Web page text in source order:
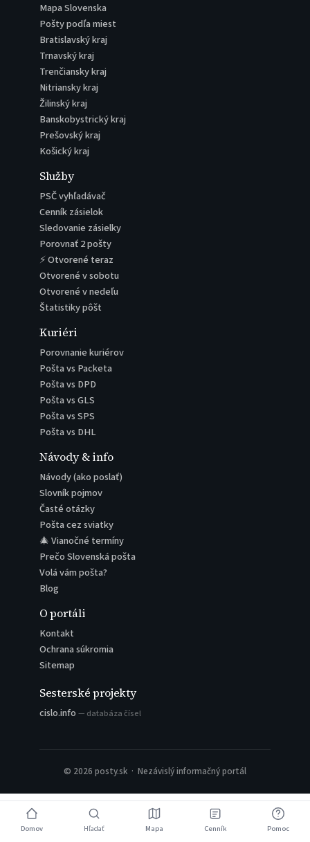
Mapa Slovenska
Pošty podľa miest
Bratislavský kraj
Trnavský kraj
Trenčiansky kraj
Nitriansky kraj
Žilinský kraj
Banskobystrický kraj
Prešovský kraj
Košický kraj
Služby
PSČ vyhľadávač
Cenník zásielok
Sledovanie zásielky
Porovnať 2 pošty
⚡ Otvorené teraz
Otvorené v sobotu
Otvorené v nedeľu
Štatistiky pôšt
Kuriéri
Porovnanie kuriérov
Pošta vs Packeta
Pošta vs DPD
Pošta vs GLS
Pošta vs SPS
Pošta vs DHL
Návody & info
Návody (ako poslať)
Slovník pojmov
Časté otázky
Pošta cez sviatky
🎄 Vianočné termíny
Prečo Slovenská pošta
Volá vám pošta?
Blog
O portáli
Kontakt
Ochrana súkromia
Sitemap
Sesterské projekty
cislo.info — databáza čísel
© 2026 posty.sk · Nezávislý informačný portál
Domov Hľadať Mapa Cenník Pomoc